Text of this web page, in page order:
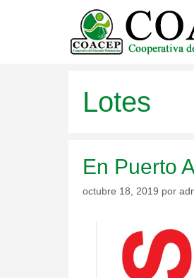
Lotes
En Puerto
octubre 18, 2019 por